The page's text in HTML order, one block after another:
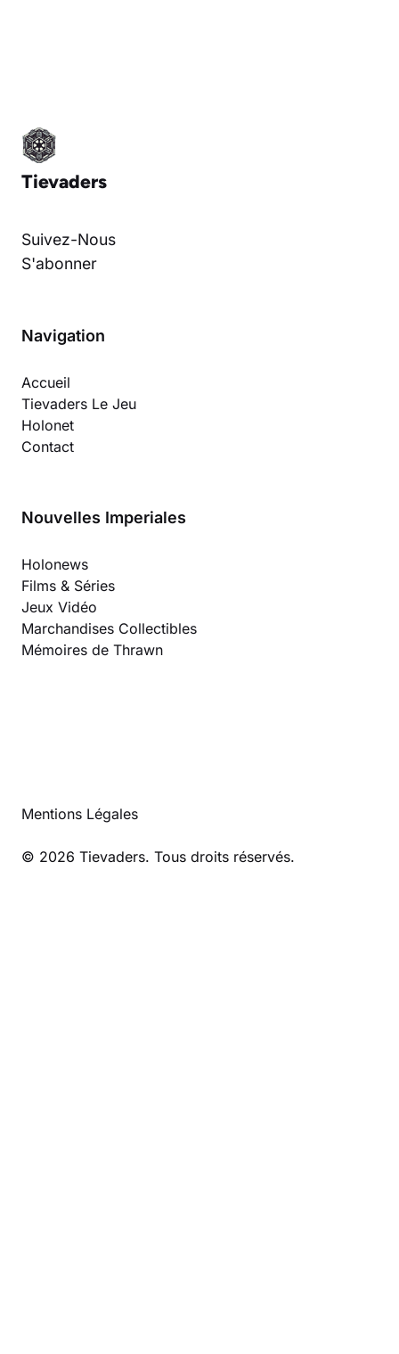
Tievaders
Suivez-Nous
S'abonner
Navigation
Accueil
Tievaders Le Jeu
Holonet
Contact
Nouvelles Imperiales
Holonews
Films & Séries
Jeux Vidéo
Marchandises Collectibles
Mémoires de Thrawn
© 2026 Tievaders. Tous droits réservés.
Mentions Légales